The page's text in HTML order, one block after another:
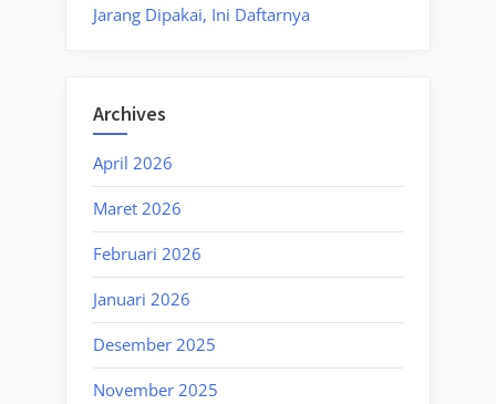
Jarang Dipakai, Ini Daftarnya
Archives
April 2026
Maret 2026
Februari 2026
Januari 2026
Desember 2025
November 2025